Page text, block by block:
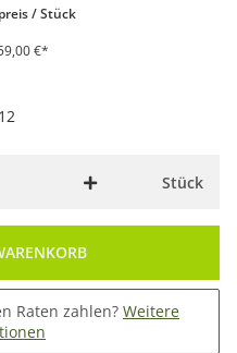
/ Stück
€*
Stück
Raten zahlen? Weitere